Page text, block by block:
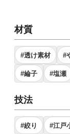
材質
#透け素材 #
#綸子 #塩瀬
技法
#絞り #江戸